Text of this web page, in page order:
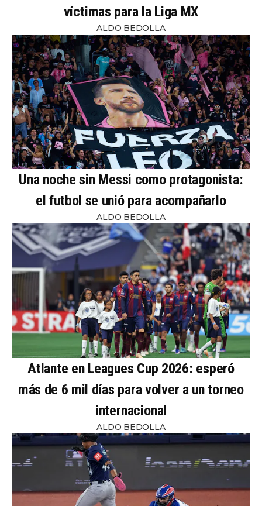
víctimas para la Liga MX
ALDO BEDOLLA
Una noche sin Messi como protagonista:
el futbol se unió para acompañarlo
ALDO BEDOLLA
Atlante en Leagues Cup 2026: esperó
más de 6 mil días para volver a un torneo
internacional
ALDO BEDOLLA